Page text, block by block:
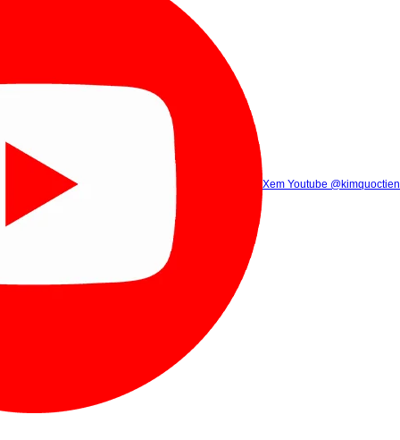
Xem Tik Tok
Gọi điện (8h00 - 21h30)
Xem Youtube @kimquoctien